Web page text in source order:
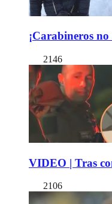
¡Carabineros
2146
VIDEO | Tras
2106